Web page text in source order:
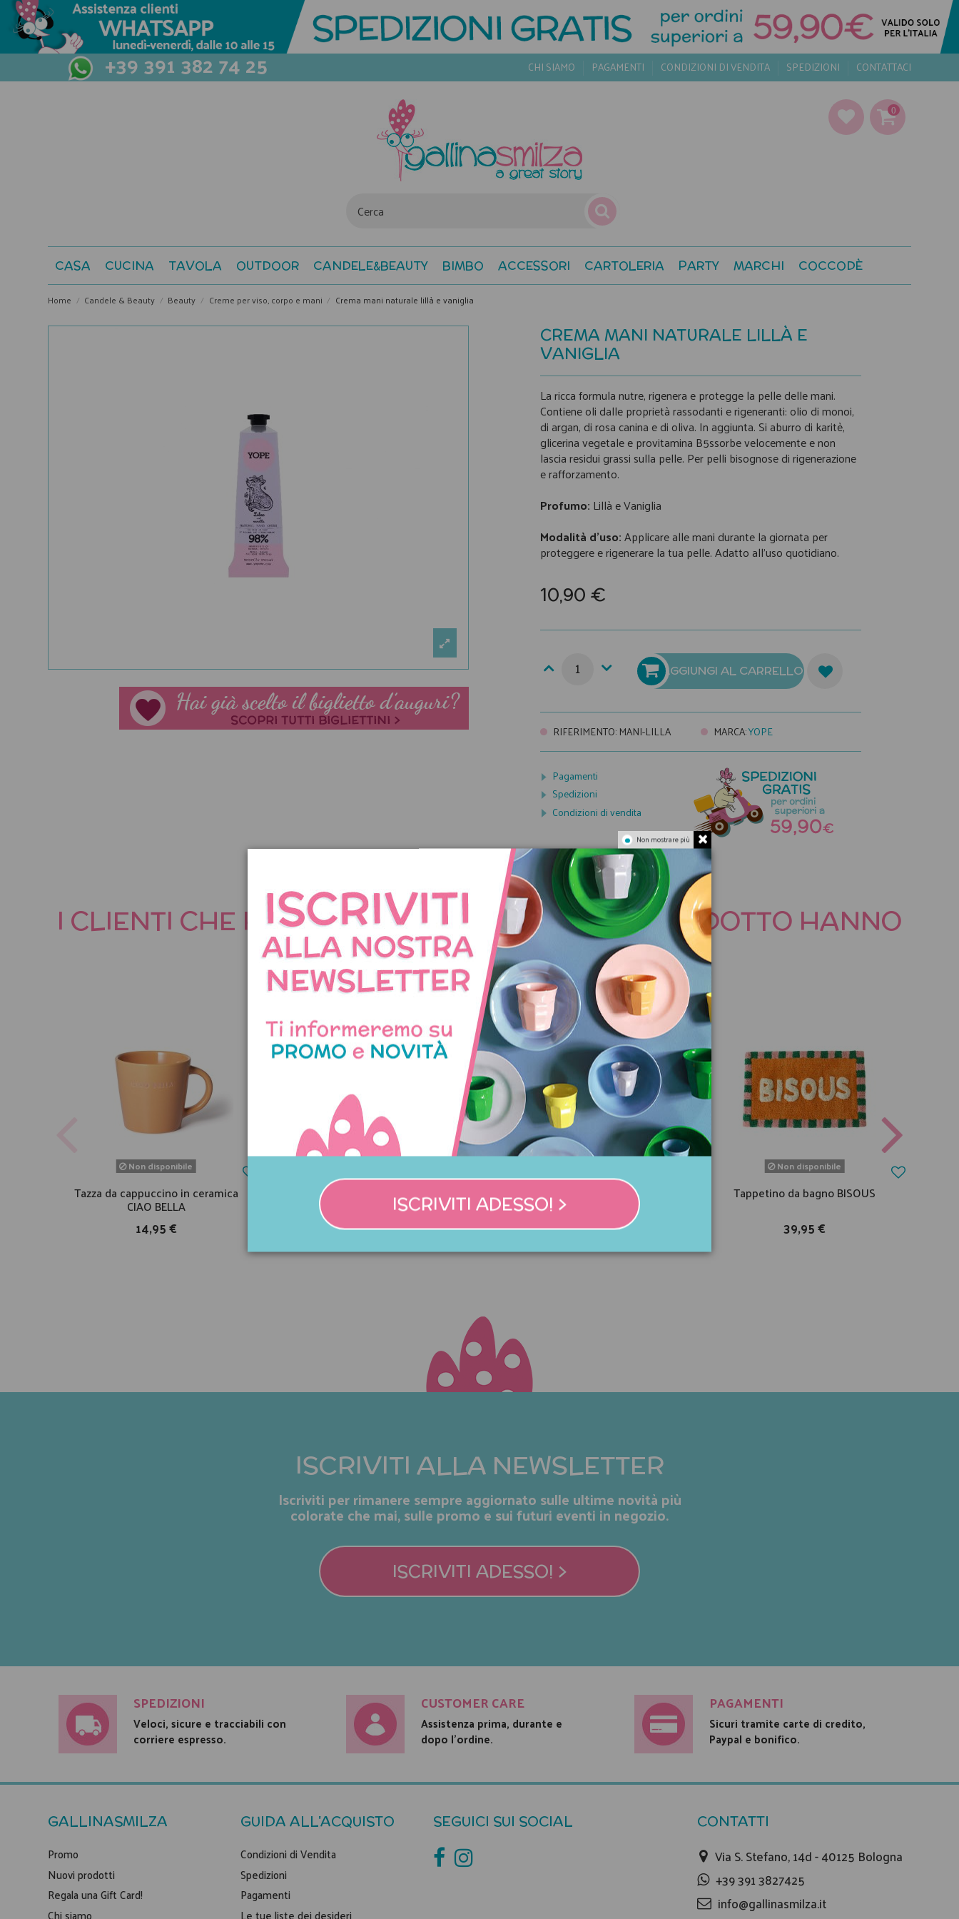
+39 391 382 74 25 CHI SIAMO PAGAMENTI CONDIZIONI DI VENDITA SPEDIZIONI CONTATTACI
0
CASA CUCINA TAVOLA OUTDOOR CANDELE&BEAUTY BIMBO ACCESSORI CARTOLERIA PARTY MARCHI COCCODÈ
Home Candele & Beauty Beauty Creme per viso, corpo e mani Crema mani naturale lillà e vaniglia
CREMA MANI NATURALE LILLÀ E
VANIGLIA
La ricca formula nutre, rigenera e protegge la pelle delle mani.
Contiene oli dalle proprietà rassodanti e rigeneranti: olio di monoi,
di argan, di rosa canina e di oliva. In aggiunta. Si aburro di karitè,
glicerina vegetale e provitamina B5ssorbe velocemente e non
lascia residui grassi sulla pelle. Per pelli bisognose di rigenerazione
e rafforzamento.
Profumo: Lillà e Vaniglia
Modalità d’uso:Applicare alle mani durante la giornata per
proteggere e rigenerare la tua pelle. Adatto all'uso quotidiano.
10,90 €
AGGIUNGI AL CARRELLO
RIFERIMENTO: MANI-LILLA MARCA:YOPE
Pagamenti
Spedizioni
Condizioni di vendita
I CLIENTI CHE HANNO ACQUISTATO QUESTO PRODOTTO HANNO
COMPRATO ANCHE:
Non disponibile
Tazza da cappuccino in ceramica
CIAO BELLA
14,95 €
Tovagliolini di carta floreali con
bordo intrecciato
8,00 €
Cucchiaino da tè in melamina con
fiori viola
3,50 €
Non disponibile
Tappetino da bagno BISOUS
39,95 €
ISCRIVITI ALLA NEWSLETTER
Iscriviti per rimanere sempre aggiornato sulle ultime novità più
colorate che mai, sulle promo e sui futuri eventi in negozio.
ISCRIVITI ADESSO! >
SPEDIZIONI
Veloci, sicure e tracciabili con
corriere espresso.
CUSTOMER CARE
Assistenza prima, durante e
dopo l'ordine.
PAGAMENTI
Sicuri tramite carte di credito,
Paypal e bonifico.
GALLINASMILZA
Promo
Nuovi prodotti
Regala una Gift Card!
Chi siamo
GUIDA ALL'ACQUISTO
Condizioni di Vendita
Spedizioni
Pagamenti
Le tue liste dei desideri
SEGUICI SUI SOCIAL CONTATTI
Via S. Stefano, 14d - 40125 Bologna
+39 391 3827425
info@gallinasmilza.it
Non mostrare più
ISCRIVITI ADESSO! >